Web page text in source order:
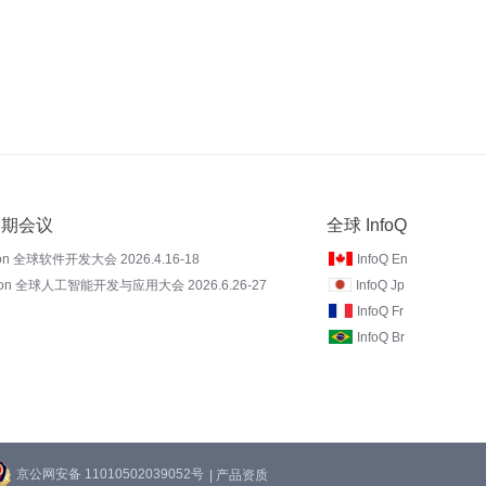
会议
全球软件开发大会 2026.4.16-18
全球人工智能开发与应用大会 2026.6.26-27
全球 InfoQ
InfoQ En
InfoQ Jp
InfoQ Fr
InfoQ Br
京公网安备 11010502039052号 | 产品资质